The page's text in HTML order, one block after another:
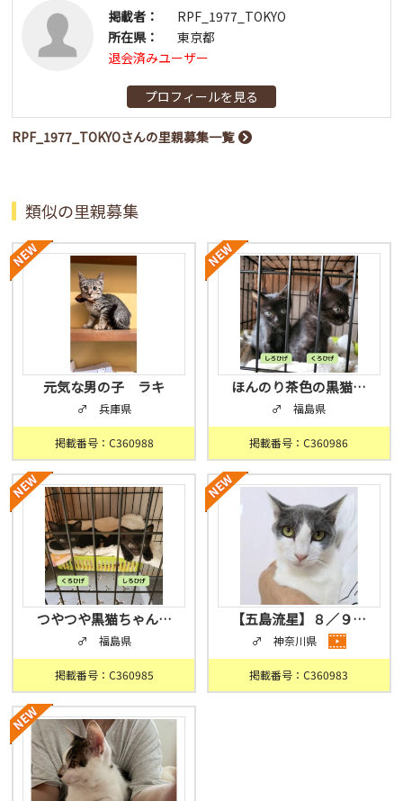
掲載者：
RPF_1977_TOKYO
所在県：
東京都
退会済みユーザー
プロフィールを見る
RPF_1977_TOKYOさんの里親募集一覧
類似の里親募集
元気な男の子 ラキ
♂ 兵庫県
掲載番号：C360988
ほんのり茶色の黒猫…
♂ 福島県
掲載番号：C360986
つやつや黒猫ちゃん…
♂ 福島県
掲載番号：C360985
【五島流星】８／９…
♂ 神奈川県
掲載番号：C360983